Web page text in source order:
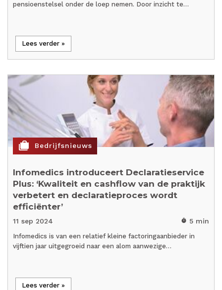
pensioenstelsel onder de loep nemen. Door inzicht te…
Lees verder »
cases Bedrijfsnieuws
Infomedics introduceert Declaratieservice
Plus: ‘Kwaliteit en cashflow van de praktijk
verbetert en declaratieproces wordt
efficiënter’
11 sep 2024 timer 5 min
Infomedics is van een relatief kleine factoringaanbieder in
vijftien jaar uitgegroeid naar een alom aanwezige…
Lees verder »